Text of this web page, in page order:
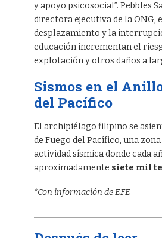
y apoyo psicosocial”. Pebbles
directora ejecutiva de la ONG,
desplazamiento y la
educación incrementan el
explotación y otros daños a
Sismos en el
del Pacífico
El archipiélago filipino se
de Fuego del Pacífico, una
actividad sísmica donde cada
aproximadamente siete mil
*Con información de EFE